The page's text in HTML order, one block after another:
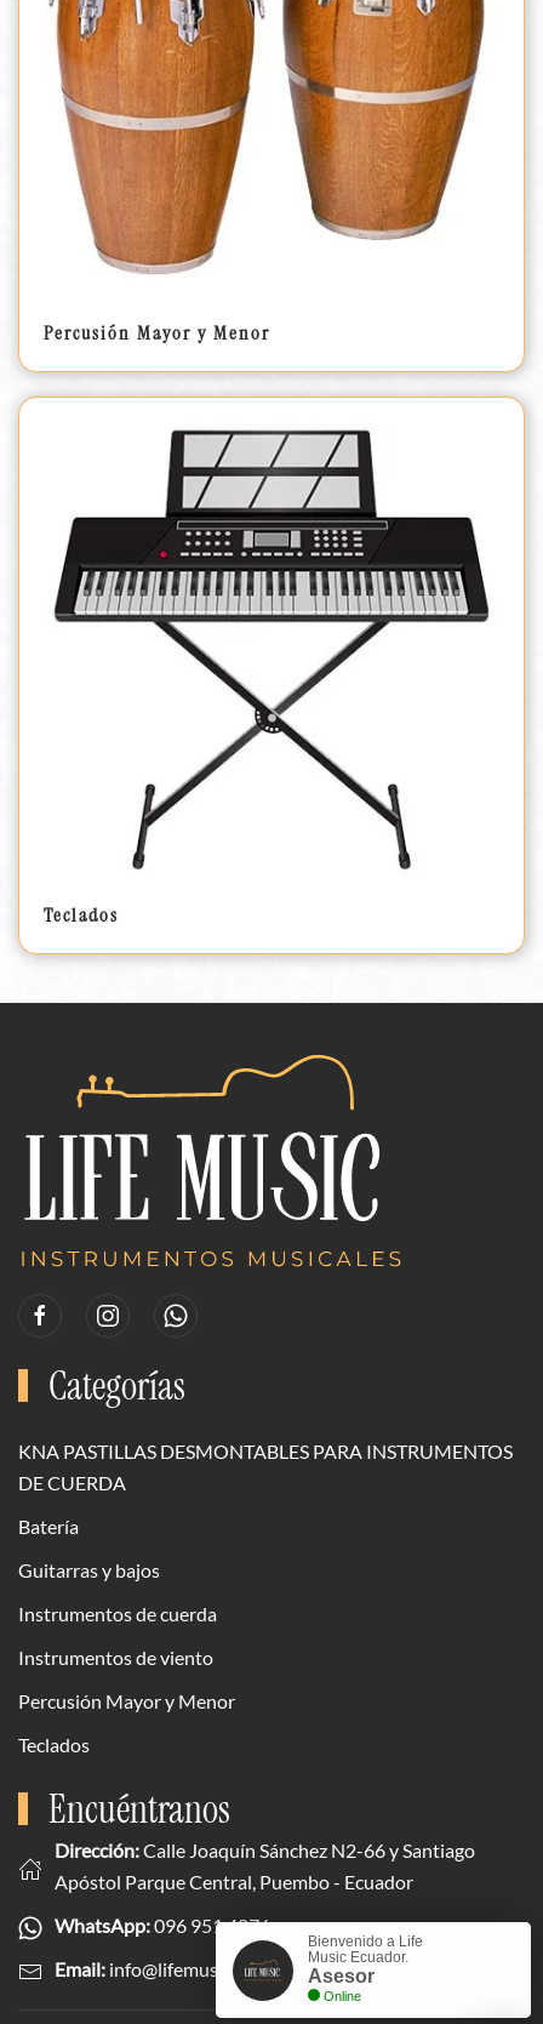
Percusión Mayor y Menor
Teclados
Categorías
KNA PASTILLAS DESMONTABLES PARA INSTRUMENTOS
DE CUERDA
Batería
Guitarras y bajos
Instrumentos de cuerda
Instrumentos de viento
Percusión Mayor y Menor
Teclados
Encuéntranos
Dirección:Calle Joaquín Sánchez N2-66 y Santiago
Apóstol Parque Central, Puembo - Ecuador
WhatsApp:096 951 4876
Email: info@lifemusicecuador.com
Bienvenido a Life
Music Ecuador.
Asesor
Online